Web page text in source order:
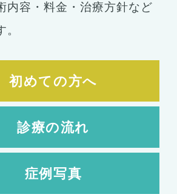
内容・料金・治療方針など
初めての方へ
診療の流れ
症例写真